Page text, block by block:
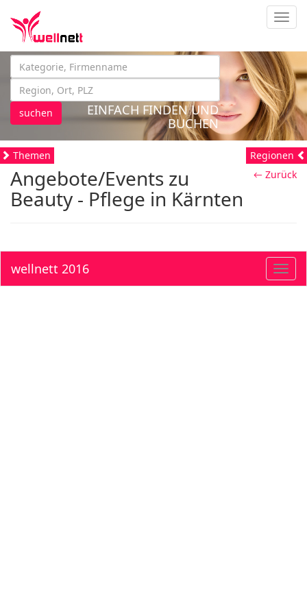
suchen
EINFACH FINDEN UND
BUCHEN
Themen
← Zurück
Angebote/Events zu
Beauty - Pflege in Kärnten
Regionen
wellnett 2016